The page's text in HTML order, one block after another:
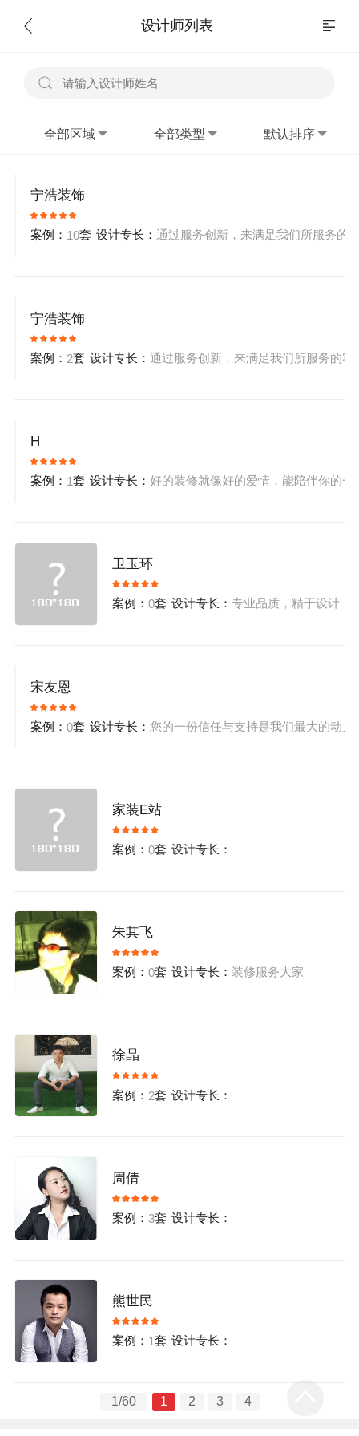
设计师列表
全部区域 全部类型 默认排序
宁浩装饰
案例： 10套 设计专长： 通过服务创新，来满足我们所服务的
宁浩装饰
案例： 2套 设计专长： 通过服务创新，来满足我们所服务的客
H
案例： 1套 设计专长： 好的装修就像好的爱情，能陪伴你的一
卫玉环
案例：0套 设计专长：专业品质，精于设计
宋友恩
案例： 0套 设计专长： 您的一份信任与支持是我们最大的动力
家装E站
案例：0套 设计专长：
朱其飞
案例：0套 设计专长： 装修服务大家
徐晶
案例： 2套 设计专长：
周倩
案例：3套 设计专长：
熊世民
案例： 1套 设计专长：
1/60 1 2 3 4